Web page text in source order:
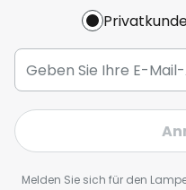
Melden Sie sich für den